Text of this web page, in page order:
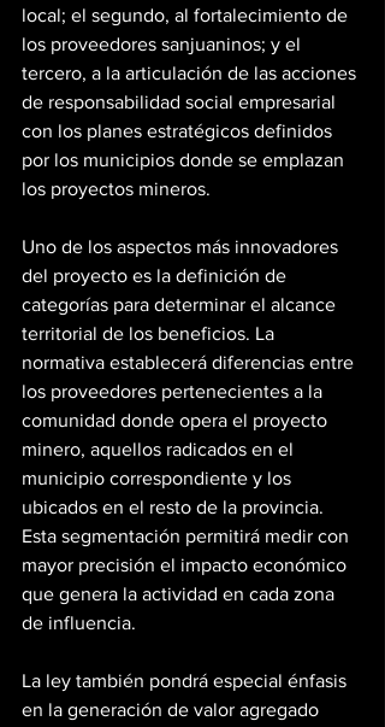
local; el segundo, al fortalecimiento de
los proveedores sanjuaninos; y el
tercero, a la articulación de las acciones
de responsabilidad social empresarial
con los planes estratégicos definidos
por los municipios donde se emplazan
los proyectos mineros.
Uno de los aspectos más innovadores
del proyecto es la definición de
categorías para determinar el alcance
territorial de los beneficios. La
normativa establecerá diferencias entre
los proveedores pertenecientes a la
comunidad donde opera el proyecto
minero, aquellos radicados en el
municipio correspondiente y los
ubicados en el resto de la provincia.
Esta segmentación permitirá medir con
mayor precisión el impacto económico
que genera la actividad en cada zona
de influencia.
La ley también pondrá especial énfasis
en la generación de valor agregado